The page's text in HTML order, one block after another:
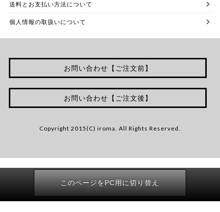
送料とお支払い方法について
個人情報の取扱いについて
お問い合わせ【ご注文前】
お問い合わせ【ご注文後】
Copyright 2015(C) iroma. All Rights Reserved.
このページをPC用に切り替え